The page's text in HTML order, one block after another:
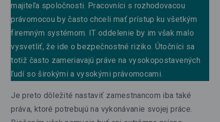
majiteľa spoločnosti. Pracovníci s rozhodovacou
právomocou by často chceli mať prístup ku všetkým
firemným systémom. IT oddelenie by im však malo
vysvetliť, že ide o bezpečnostné riziko. Útočníci sa
totiž často zameriavajú práve na vysokopostavených
ľudí so širokými a vysokými právomocami.
Je preto dôležité nastaviť zamestnancom iba také
práva, ktoré potrebujú na vykonávanie svojej práce.